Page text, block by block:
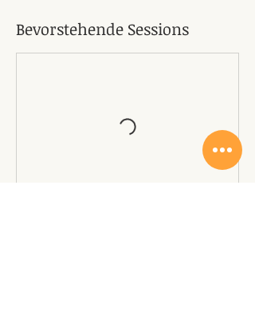
Bevorstehende Sessions